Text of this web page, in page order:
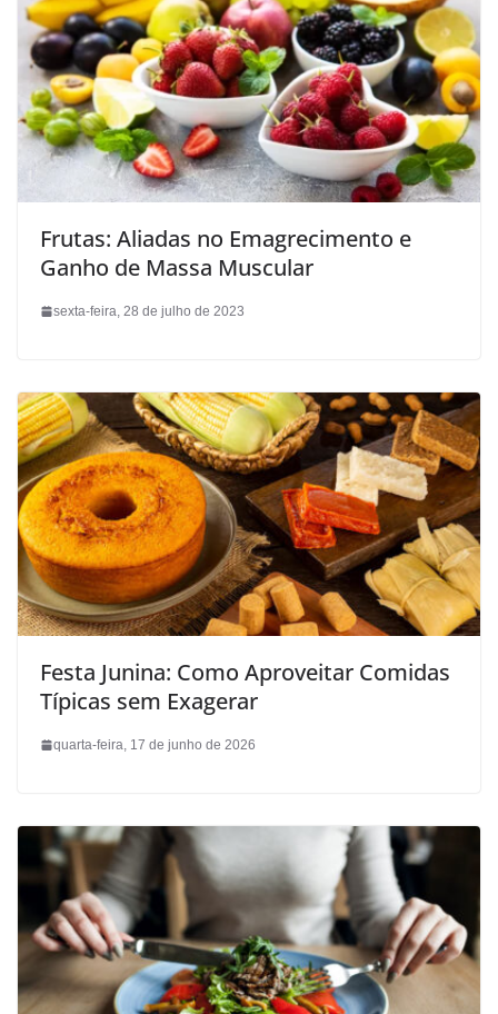
Frutas: Aliadas no Emagrecimento e
Ganho de Massa Muscular
sexta-feira, 28 de julho de 2023
Festa Junina: Como Aproveitar Comidas
Típicas sem Exagerar
quarta-feira, 17 de junho de 2026